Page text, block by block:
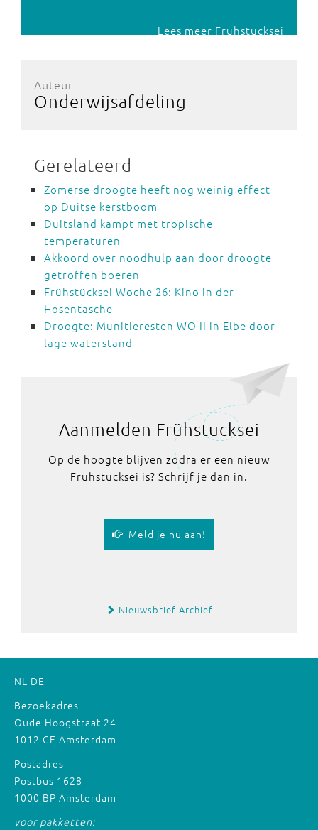
Lees meer Frühstücksei
Auteur
Onderwijsafdeling
Gerelateerd
Zomerse droogte heeft nog weinig effect
op Duitse kerstboom
Duitsland kampt met tropische
temperaturen
Akkoord over noodhulp aan door droogte
getroffen boeren
Frühstücksei Woche 26: Kino in der
Hosentasche
Droogte: Munitieresten WO II in Elbe door
lage waterstand
Aanmelden Frühstucksei
Op de hoogte blijven zodra er een nieuw
Frühstücksei is? Schrijf je dan in.
Meld je nu aan!
Nieuwsbrief Archief
NL DE
Bezoekadres
Oude Hoogstraat 24
1012 CE Amsterdam
Postadres
Postbus 1628
1000 BP Amsterdam
voor pakketten: